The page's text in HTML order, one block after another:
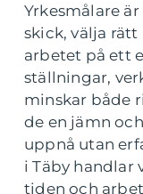
Yrkesmålare
skick, välja
arbetet på ett
ställningar,
minskar både
de en jämn
uppnå utan
i Täby handlar
tiden och